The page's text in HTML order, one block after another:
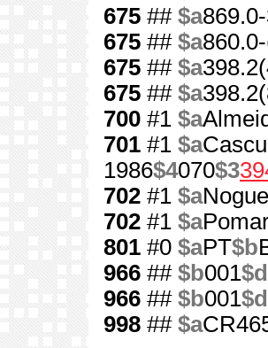
675 ## $a
675 ## $a
675 ## $a
675 ## $a
700 #1 $a
701 #1 $a
1986$4070$3
702 #1 $a
702 #1 $a
801 #0 $aPT$b
966 ## $b001$d
966 ## $b001$d
998 ## $a